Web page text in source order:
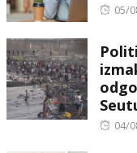
05/
04/